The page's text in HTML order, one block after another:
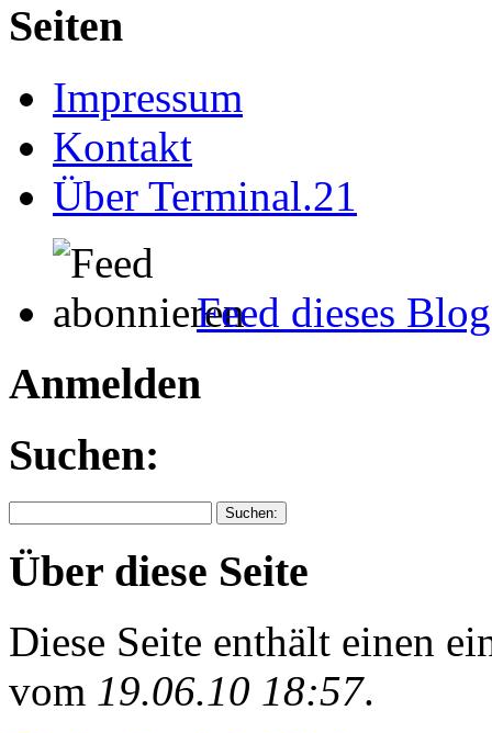
Seiten
Impressum
Kontakt
Über Terminal.21
Feed dieses
Anmelden
Suchen:
Über diese Seite
Diese Seite enthält einen
vom 19.06.10 18:57.